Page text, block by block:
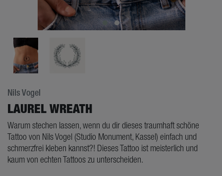
Nils Vogel
LAUREL WREATH
Warum stechen lassen, wenn du dir dieses traumhaft schöne
Tattoo von Nils Vogel (Studio Monument, Kassel) einfach und
schmerzfrei kleben kannst?! Dieses Tattoo ist meisterlich und
kaum von echten Tattoos zu unterscheiden.